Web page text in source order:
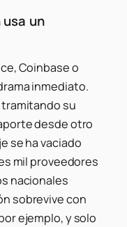
un
Coinbase o
inmediato.
su
desde otro
se ha vaciado
mil proveedores
nacionales
sobrevive con
ejemplo, y solo